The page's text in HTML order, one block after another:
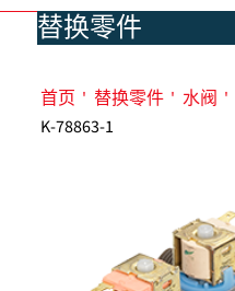
替换零件
首页 ' 替换零件 ' 水阀 '
K-78863-1